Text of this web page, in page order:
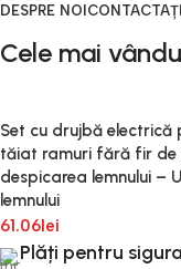
DESPRE NOI
Cele mai
Set cu drujbă electrică
tăiat ramuri fără fir de
despicarea lemnului –
lemnului
61.06lei
Plăți pentru